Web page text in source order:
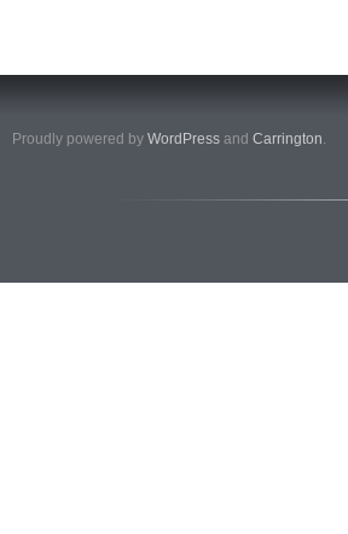
Proudly powered by WordPress and Carrington